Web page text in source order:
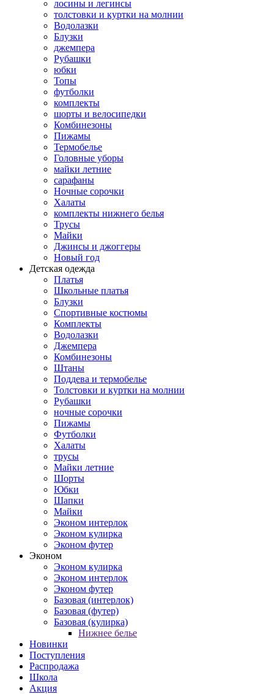
лосины и легинсы
толстовки и куртки на молнии
Водолазки
Блузки
джемпера
Рубашки
юбки
Топы
футболки
комплекты
шорты и велосипедки
Комбинезоны
Пижамы
Термобелье
Головные уборы
майки летние
сарафаны
Ночные сорочки
Халаты
комплекты нижнего белья
Трусы
Майки
Джинсы и джоггеры
Новый год
Детская одежда
Платья
Школьные платья
Блузки
Спортивные костюмы
Комплекты
Водолазки
Джемпера
Комбинезоны
Штаны
Поддева и термобелье
Толстовки и куртки на молнии
Рубашки
ночные сорочки
Пижамы
Футболки
Халаты
трусы
Майки летние
Шорты
Юбки
Шапки
Майки
Эконом интерлок
Эконом кулирка
Эконом футер
Эконом
Эконом кулирка
Эконом интерлок
Эконом футер
Базовая (интерлок)
Базовая (футер)
Базовая (кулирка)
Нижнее белье
Новинки
Поступления
Распродажа
Школа
Акция